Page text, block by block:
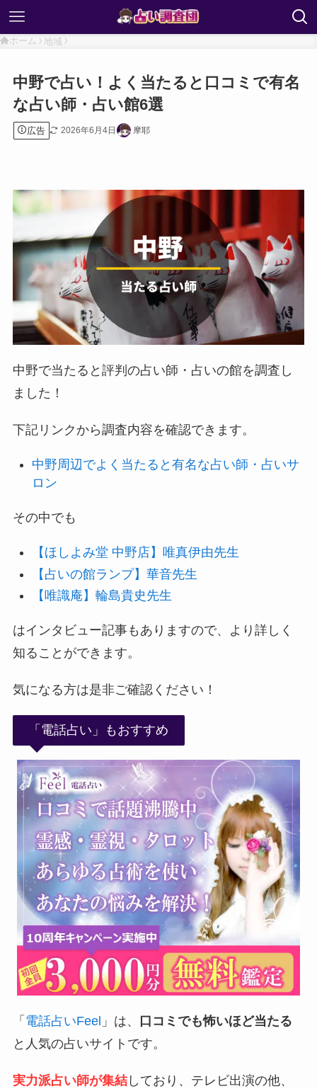
ホーム 地域
中野で占い！よく当たると口コミで有名
な占い師・占い館6選
広告 2026年6月4日 摩耶
中野で当たると評判の占い師・占いの館を調査し
ました！
下記リンクから調査内容を確認できます。
中野周辺でよく当たると有名な占い師・占いサ
ロン
その中でも
【ほしよみ堂 中野店】唯真伊由先生
【占いの館ランプ】華音先生
【唯識庵】輪島貴史先生
はインタビュー記事もありますので、より詳しく
知ることができます。
気になる方は是非ご確認ください！
「電話占い」もおすすめ
「 電話占いFeel 」は、
口コミでも怖いほど当たる
と人気の占いサイトです。
実力派占い師が集結しており、テレビ出演の他、